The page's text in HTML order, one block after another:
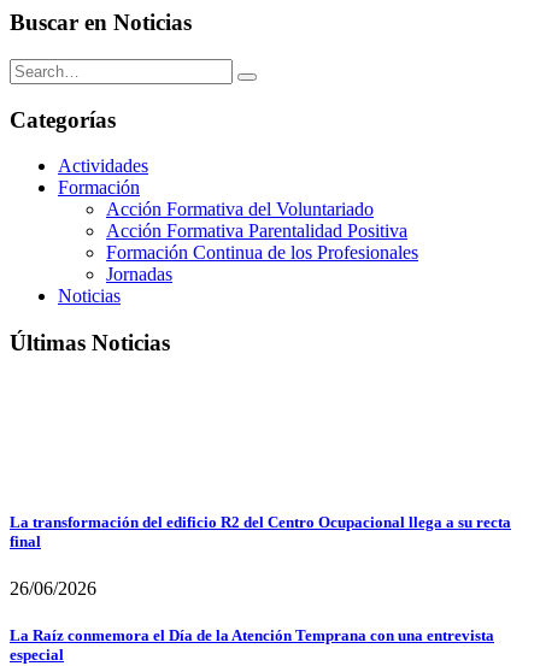
Buscar en Noticias
Categorías
Actividades
Formación
Acción Formativa del Voluntariado
Acción Formativa Parentalidad Positiva
Formación Continua de los Profesionales
Jornadas
Noticias
Últimas Noticias
La transformación del edificio R2 del Centro Ocupacional llega a su recta
final
26/06/2026
La Raíz conmemora el Día de la Atención Temprana con una entrevista
especial